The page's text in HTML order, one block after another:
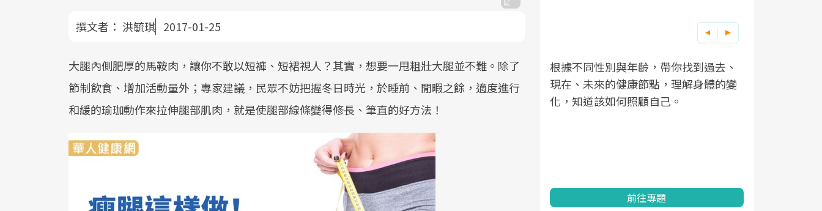
撰文者： 洪毓琪 2017-01-25
大腿內側肥厚的馬鞍肉，讓你不敢以短褲、短裙視人？其實，想要一甩粗壯大腿並不難。除了
節制飲食、增加活動量外；專家建議，民眾不妨把握冬日時光，於睡前、閒暇之餘，適度進行
和緩的瑜珈動作來拉伸腿部肌肉，就是使腿部線條變得修長、筆直的好方法！
面對超高齡社會的浪潮，台灣正在快速
邁向「健康照護」的新時代。隨著國家
照3.0」的推進，「預防醫學」已成全民
關注的核心議題。然而，健檢不只是醫
療院所的服務，更是民眾了解自身健康
狀況、啟動健康管理的重要起點。
前往專題
2025年，就到良醫生活祭體驗「一站式
健康新生活」，從講座、體驗到運動，
前往專題
良醫健康網從「換季的身體變化」出
發，透過醫學觀點與日常感受的對話，
改善行動。
前往專題
根據不同性別與年齡，帶你找到過去、
現在、未來的健康節點，理解身體的變
化，知道該如何照顧自己。
前往專題